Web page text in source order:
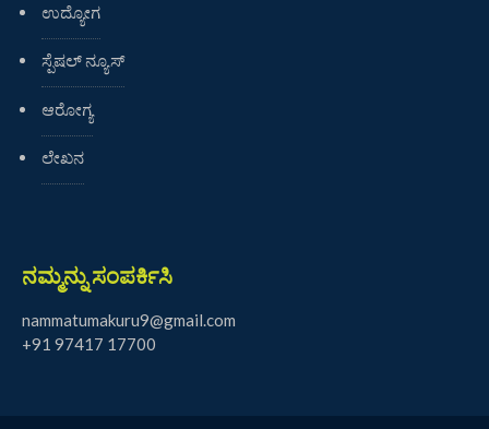
ಉದ್ಯೋಗ
ಸ್ಪೆಷಲ್ ನ್ಯೂಸ್
ಆರೋಗ್ಯ
ಲೇಖನ
ನಮ್ಮನ್ನು ಸಂಪರ್ಕಿಸಿ
nammatumakuru9@gmail.com
+91 97417 17700